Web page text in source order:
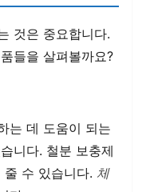
것은 중요합니다.
들을 살펴볼까요?
는 데 도움이 되는
니다. 철분 보충제
줄 수 있습니다. 체